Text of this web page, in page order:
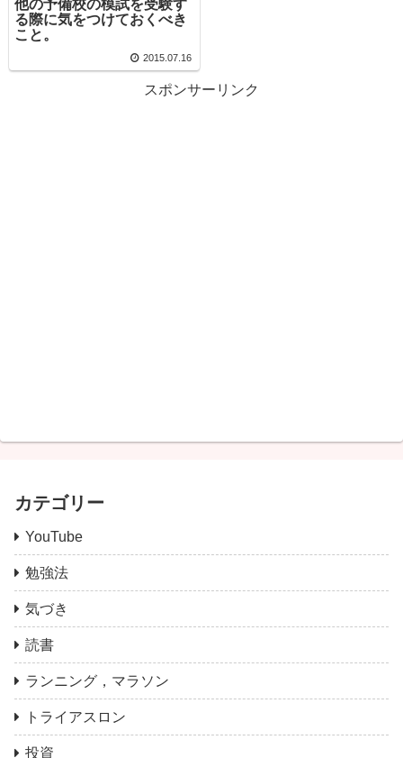
他の予備校の模試を受験す
る際に気をつけておくべき
こと。
2015.07.16
スポンサーリンク
カテゴリー
YouTube
勉強法
気づき
読書
ランニング，マラソン
トライアスロン
投資